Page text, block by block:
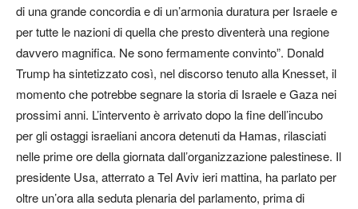
di una grande concordia e di un’armonia duratura per Israele e
per tutte le nazioni di quella che presto diventerà una regione
davvero magnifica. Ne sono fermamente convinto”. Donald
Trump ha sintetizzato così, nel discorso tenuto alla Knesset, il
momento che potrebbe segnare la storia di Israele e Gaza nei
prossimi anni. L’intervento è arrivato dopo la fine dell’incubo
per gli ostaggi israeliani ancora detenuti da Hamas, rilasciati
nelle prime ore della giornata dall’organizzazione palestinese. Il
presidente Usa, atterrato a Tel Aviv ieri mattina, ha parlato per
oltre un’ora alla seduta plenaria del parlamento, prima di